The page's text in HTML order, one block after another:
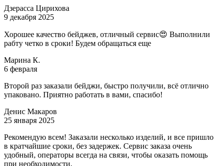
Дзерасса Цирихова
9 декабря 2025
Хорошее качество бейджев, отличный сервис😍 Выполнили
рабту четко в сроки! Будем обращаться еще
Марина К.
6 февраля
Второй раз заказали бейджи, быстро получили, всё отлично
упаковано. Приятно работать в вами, спасибо!
Денис Макаров
25 января 2025
Рекомендую всем! Заказали несколько изделий, и все пришло
в кратчайшие сроки, без задержек. Сервис заказа очень
удобный, операторы всегда на связи, чтобы оказать помощь
при необходимости.